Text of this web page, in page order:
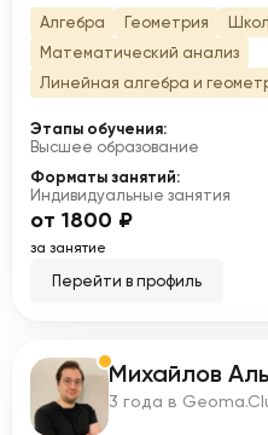
Алгебра Геометрия
Математический анализ
Линейная алгебра и
Этапы обучения:
Высшее образование
Форматы занятий:
Индивидуальные занятия
от 1800 ₽
за занятие
Перейти в профиль
М Михайлов
3 года в